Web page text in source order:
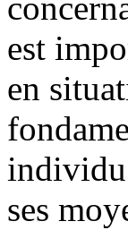
est
en
individu
ses